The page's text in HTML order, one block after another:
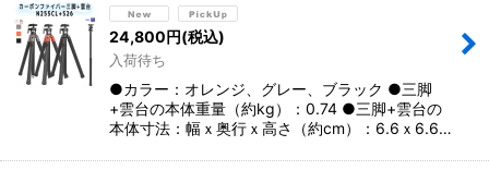
24,800円(税込)
入荷待ち
●カラー：オレンジ、グレー、ブラック ●三脚
+雲台の本体重量（約kg）：0.74 ●三脚+雲台の
本体寸法：幅ｘ奥行ｘ高さ（約cm）：6.6ｘ6.6…